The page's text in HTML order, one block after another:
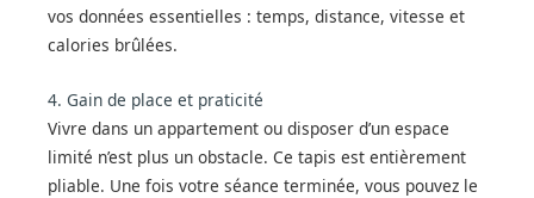
vos données essentielles : temps, distance, vitesse et
calories brûlées.
4. Gain de place et praticité
Vivre dans un appartement ou disposer d’un espace
limité n’est plus un obstacle. Ce tapis est entièrement
pliable. Une fois votre séance terminée, vous pouvez le